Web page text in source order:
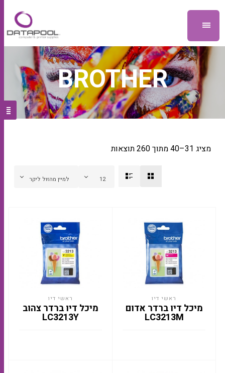
BROTHER
מציג 31–40 מתוך 260 תוצאות
12 למיין מהזול ליקר
ראשי דיו
מיכל דיו ברדר צהוב
LC3213Y
ראשי דיו
מיכל דיו ברדר אדום
LC3213M